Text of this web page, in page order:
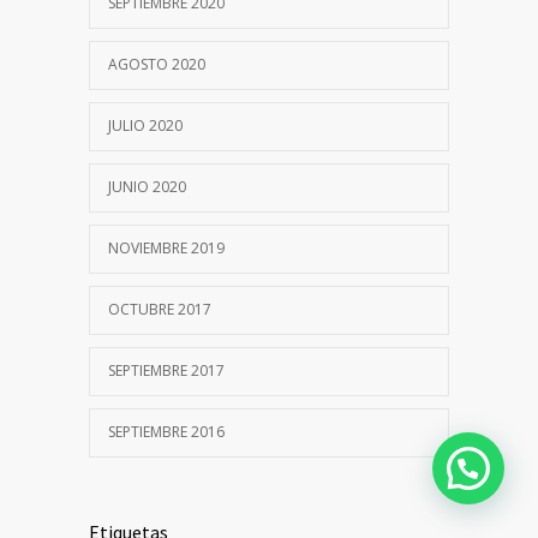
Participación en Estudio Multicéntrico
26 AGOSTO, 2021
COLESTEROL: Nuevos medicamentos,
25 ENERO, 2023
Determinaciones de COVID-19 3659
AGOSTO 2020
JULIO 2020
JUNIO 2020
NOVIEMBRE 2019
OCTUBRE 2017
SEPTIEMBRE 2017
SEPTIEMBRE 2016
Etiquetas